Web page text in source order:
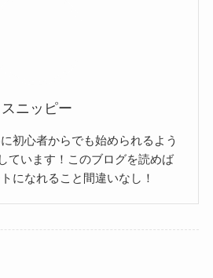
スニッピー
初心者からでも始められるよう
ています！このブログを読めば
になれること間違いなし！